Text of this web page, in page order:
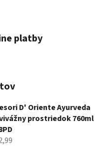
platby
D' Oriente Ayurveda
prostriedok 760ml